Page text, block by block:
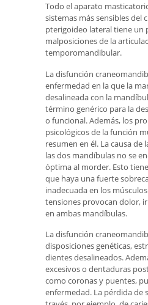
Todo el aparato
sistemas más sensibles del
pterigoideo lateral tiene un
malposiciones de la
temporomandibular.
La disfunción
enfermedad en la que la
desalineada con la
término genérico para la
o funcional. Además, los
psicológicos de la función
resumen en él. La causa de
las dos mandíbulas no se
óptima al morder. Esto
que haya una fuerte
inadecuada en los
tensiones provocan dolor,
en ambas mandíbulas.
La disfunción
disposiciones genéticas,
dientes desalineados.
excesivos o dentaduras
como coronas y puentes,
enfermedad. La pérdida de